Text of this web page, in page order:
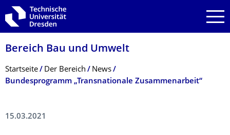
Zur Hauptnavigation springen
Zur Suche springen
Zum Inhalt springen
Bereich Bau und Umwelt
Breadcrumb-Menü
Startseite Der Bereich
News
Bundesprogramm „Transnationale Zusammenarbeit“
15.03.2021